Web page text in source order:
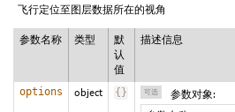
飞行定位至图层数据所在的视角
参数名称 类型
默
认
值
描述信息
options object { } 可选
参数对象: